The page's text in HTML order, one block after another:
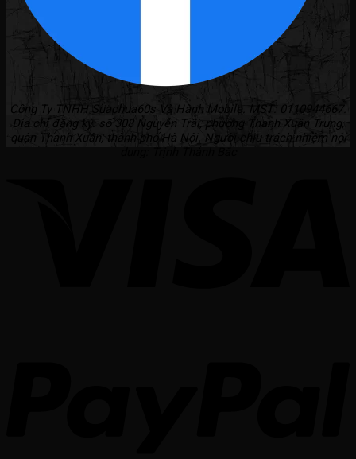
Công Ty TNHH Suachua60s Và Hành Mobile. MST: 0110944667.
Địa chỉ đăng ký: số 308 Nguyễn Trãi, phường Thanh Xuân Trung,
quận Thanh Xuân, thành phố Hà Nội. Người chịu trách nhiệm nội
dung: Trịnh Thành Bắc